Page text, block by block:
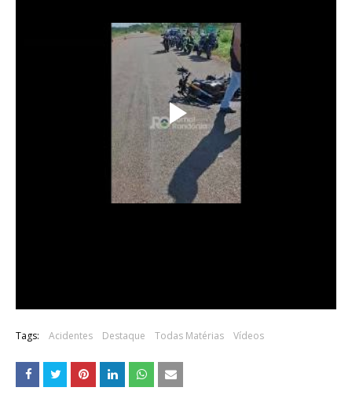
Tags: Acidentes Destaque Todas Matérias Vídeos